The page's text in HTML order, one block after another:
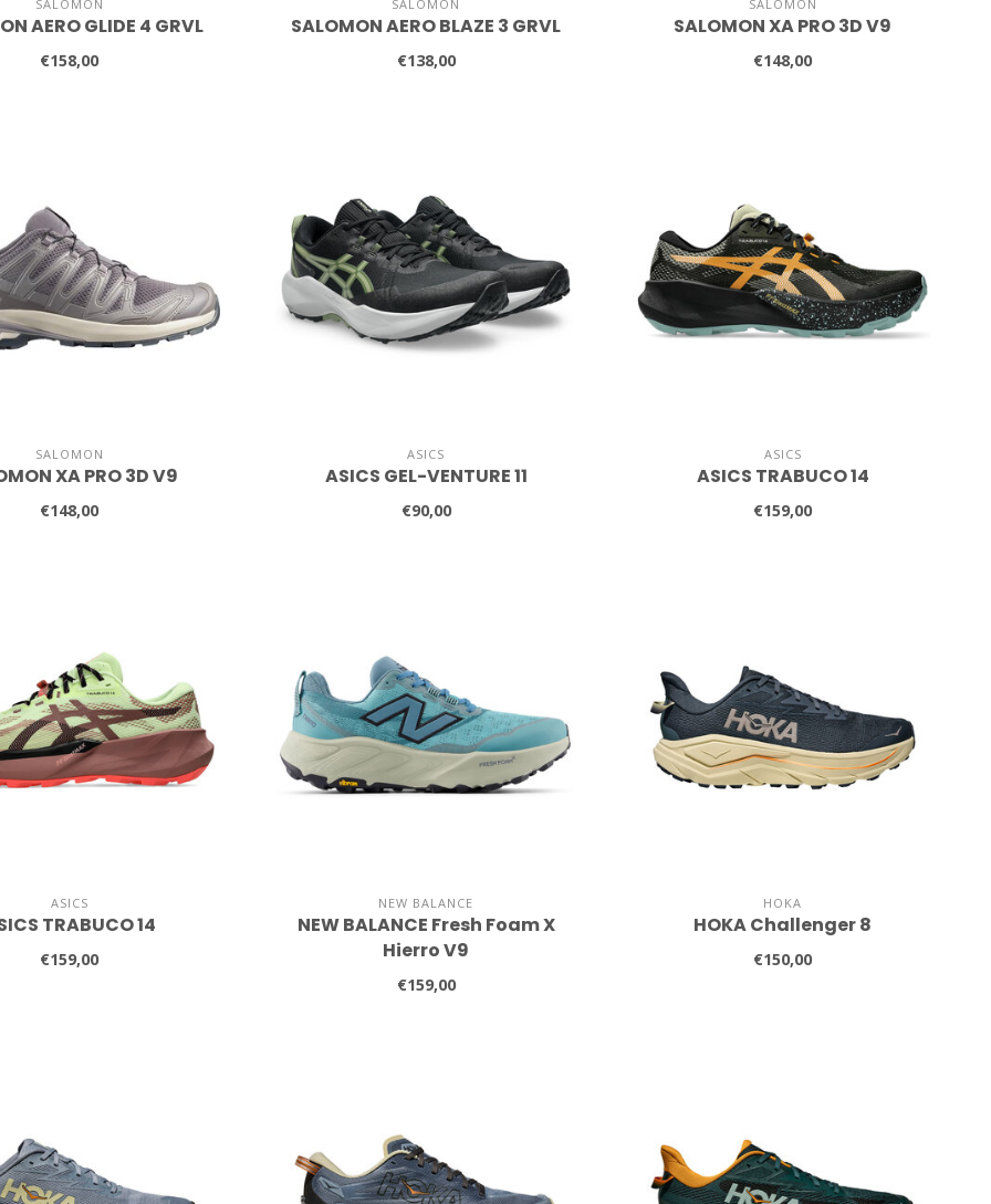
SALOMON
AERO GLIDE 4 GRVL
€158,00
SALOMON
SALOMON AERO BLAZE 3 GRVL
€138,00
SALOMON
SALOMON XA PRO 3D V9
€148,00
SALOMON
XA PRO 3D V9
€148,00
ASICS
ASICS GEL-VENTURE 11
€90,00
ASICS
ASICS TRABUCO 14
€159,00
ASICS
TRABUCO 14
€159,00
NEW BALANCE
NEW BALANCE Fresh Foam X
Hierro V9
€159,00
HOKA
HOKA Challenger 8
€150,00